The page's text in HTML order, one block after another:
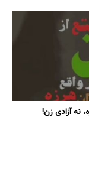
نه آزادی زن!